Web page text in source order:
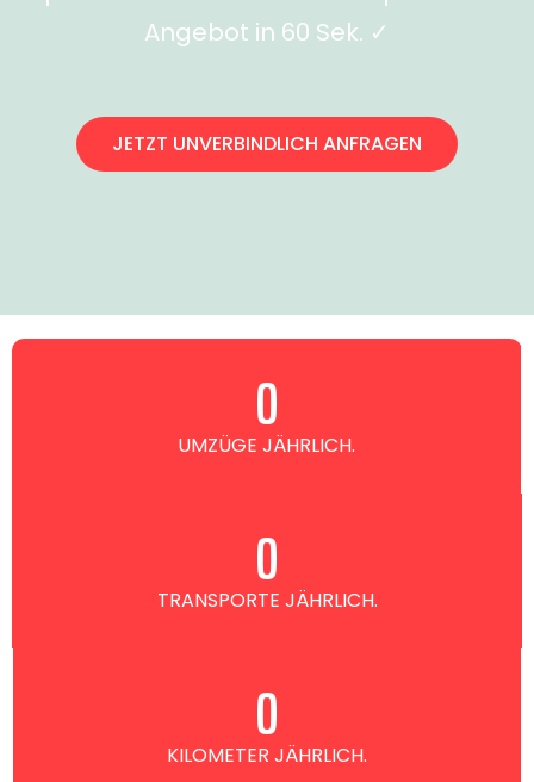
Angebot in 60 Sek. ✓
JETZT UNVERBINDLICH ANFRAGEN
UMZÜGE JÄHRLICH.
0
TRANSPORTE JÄHRLICH.
0
KILOMETER JÄHRLICH.
0